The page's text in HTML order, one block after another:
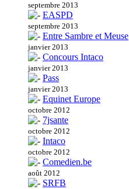
septembre 2013
EASPD
septembre 2013
Entre Sambre et Meuse
janvier 2013
Concours Intaco
janvier 2013
Pass
janvier 2013
Equinet Europe
octobre 2012
7jsante
octobre 2012
Intaco
octobre 2012
Comedien.be
août 2012
SRFB